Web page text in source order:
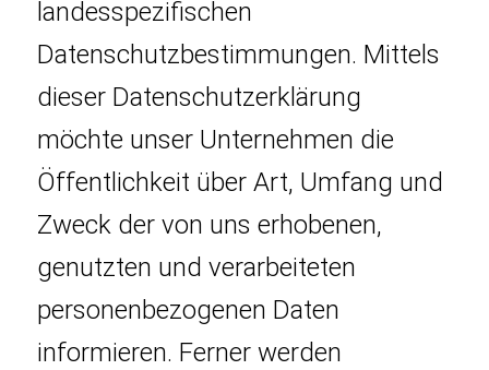
landesspezifischen
Datenschutzbestimmungen. Mittels
dieser Datenschutzerklärung
möchte unser Unternehmen die
Öffentlichkeit über Art, Umfang und
Zweck der von uns erhobenen,
genutzten und verarbeiteten
personenbezogenen Daten
informieren. Ferner werden